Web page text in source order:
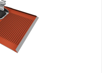
den Vertiefungen der
Zonen, dadurch
in Längsrichtung abMit
gewalztes